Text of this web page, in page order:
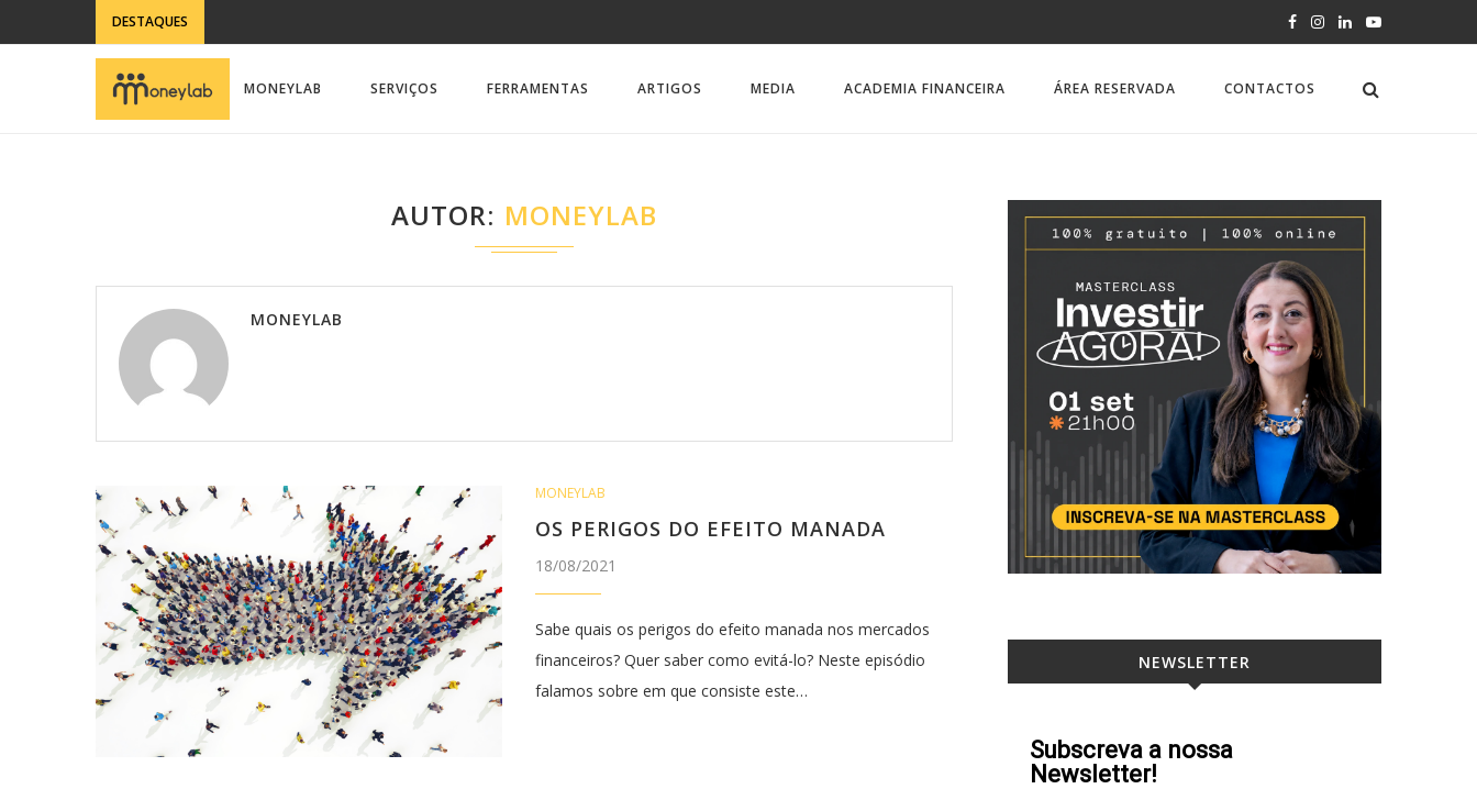
DESTAQUES
MONEYLAB SERVIÇOS FERRAMENTAS ARTIGOS MEDIA ACADEMIA FINANCEIRA ÁREA RESERVADA CONTACTOS
AUTOR MONEYLAB
MONEYLAB
MONEYLAB
OS PERIGOS DO EFEITO MANADA
18/08/2021
Sabe quais os perigos do efeito manada nos mercados
financeiros? Quer saber como evitá-lo? Neste episódio
falamos sobre em que consiste este…
NEWSLETTER
Subscreva a nossa
Newsletter!